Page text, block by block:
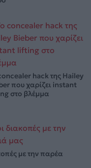
hack της Hailey
που χαρίζει instant
στο βλέμμα
με την παρέα